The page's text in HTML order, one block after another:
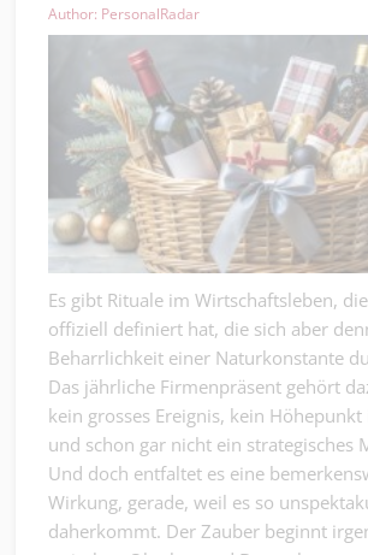
Author: PersonalRadar
Es gibt Rituale im Wirtschaftsleben,
offiziell definiert hat, die sich aber
Beharrlichkeit einer Naturkonstante
Das jährliche Firmenpräsent gehört
kein grosses Ereignis, kein
und schon gar nicht ein strategisches
Und doch entfaltet es eine
Wirkung, gerade, weil es so
daherkommt. Der Zauber beginnt